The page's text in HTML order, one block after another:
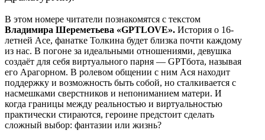
В этом номере читатели познакомятся с текстом
Владимира Шереметьева «GPTLOVE». История о 16-
летней Асе, фанатке Толкина будет близка почти каждому
из нас. В погоне за идеальными отношениями, девушка
создаёт для себя виртуального парня — GPTбота, называя
его Арагорном. В ролевом общении с ним Ася находит
поддержку и возможность быть собой, но сталкивается с
насмешками сверстников и непониманием матери. И
когда границы между реальностью и виртуальностью
практически стираются, героине предстоит сделать
сложный выбор: фантазии или жизнь?